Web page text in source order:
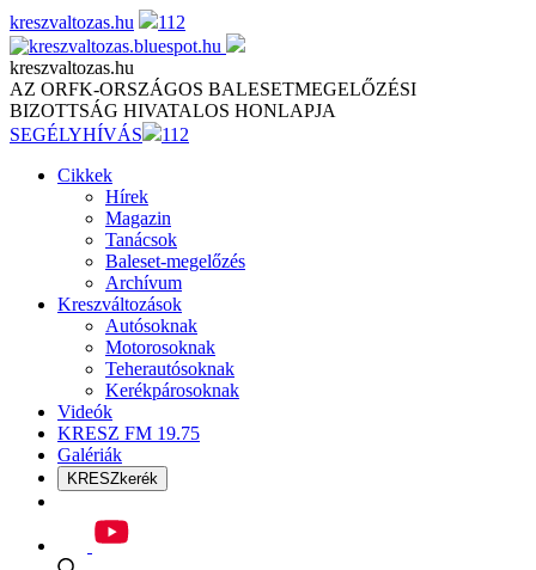
Skip
to
content
kreszvaltozas.hu 112
kreszvaltozas.hu
AZ ORFK-ORSZÁGOS BALESETMEGELŐZÉSI
BIZOTTSÁG HIVATALOS HONLAPJA
SEGÉLYHÍVÁS
112
Cikkek
Hírek
Magazin
Tanácsok
Baleset-megelőzés
Archívum
Kreszváltozások
Autósoknak
Motorosoknak
Teherautósoknak
Kerékpárosoknak
Videók
KRESZ FM 19.75
Galériák
KRESZkerék